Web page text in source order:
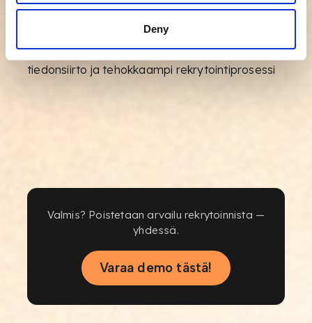
Deny
– saumaton integraatio
rekrytointijärjestelmääsi, automaattinen
tiedonsiirto ja tehokkaampi rekrytointiprosessi
Valmis? Poistetaan arvailu rekrytoinnista —
yhdessä.
Varaa demo tästä!